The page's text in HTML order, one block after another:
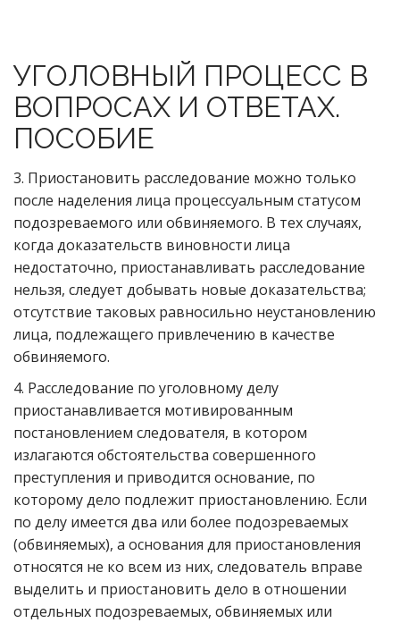
УГОЛОВНЫЙ ПРОЦЕСС В
ВОПРОСАХ И ОТВЕТАХ.
ПОСОБИЕ
3. Приостановить расследование можно только
после наделения лица процессуальным статусом
подозреваемого или обвиняемого. В тех случаях,
когда доказательств виновности лица
недостаточно, приостанавливать расследование
нельзя, следует добывать новые доказательства;
отсутствие таковых равносильно неустановлению
лица, подлежащего привлечению в качестве
обвиняемого.
4. Расследование по уголовному делу
приостанавливается мотивированным
постановлением следователя, в котором
излагаются обстоятельства совершенного
преступления и приводится основание, по
которому дело подлежит приостановлению. Если
по делу имеется два или более подозреваемых
(обвиняемых), а основания для приостановления
относятся не ко всем из них, следователь вправе
выделить и приостановить дело в отношении
отдельных подозреваемых, обвиняемых или